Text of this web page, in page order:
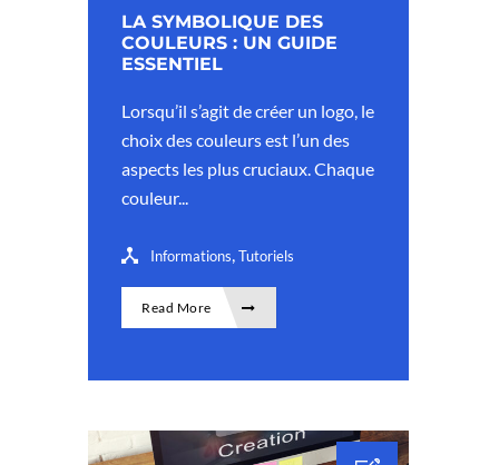
LA SYMBOLIQUE DES
COULEURS : UN GUIDE
ESSENTIEL
Lorsqu’il s’agit de créer un logo, le
choix des couleurs est l’un des
aspects les plus cruciaux. Chaque
couleur...
Informations Tutoriels
Read More